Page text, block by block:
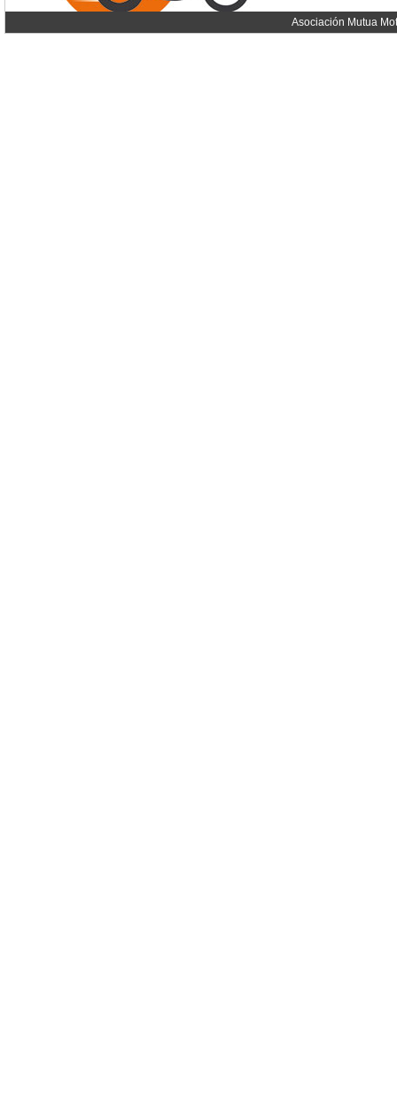
Asociación Mutua